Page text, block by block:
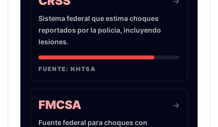
Sistema federal que estima choques
reportados por la policia, incluyendo
lesiones.
FUENTE:NHTSA
FMCSA
Fuente federal para choques con
->